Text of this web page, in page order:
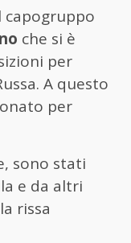
capogruppo
che si è
per
A questo
per
sono stati
e da altri
rissa